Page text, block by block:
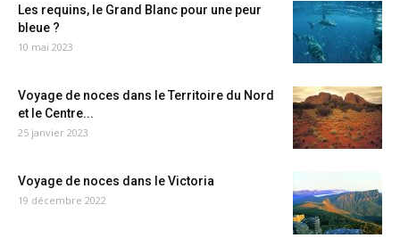
Les requins, le Grand Blanc pour une peur
bleue ?
10 mai 2023
Voyage de noces dans le Territoire du Nord
et le Centre...
25 janvier 2023
Voyage de noces dans le Victoria
19 décembre 2022